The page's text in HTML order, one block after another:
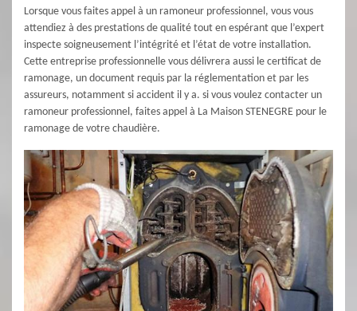
Lorsque vous faites appel à un ramoneur professionnel, vous vous
attendiez à des prestations de qualité tout en espérant que l’expert
inspecte soigneusement l’intégrité et l’état de votre installation.
Cette entreprise professionnelle vous délivrera aussi le certificat de
ramonage, un document requis par la réglementation et par les
assureurs, notamment si accident il y a. si vous voulez contacter un
ramoneur professionnel, faites appel à La Maison STENEGRE pour le
ramonage de votre chaudière.